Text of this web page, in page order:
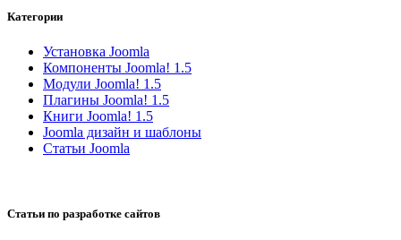
Категории
Установка Joomla
Компоненты Joomla! 1.5
Модули Joomla! 1.5
Плагины Joomla! 1.5
Книги Joomla! 1.5
Joomla дизайн и шаблоны
Статьи Joomla
Статьи по разработке сайтов